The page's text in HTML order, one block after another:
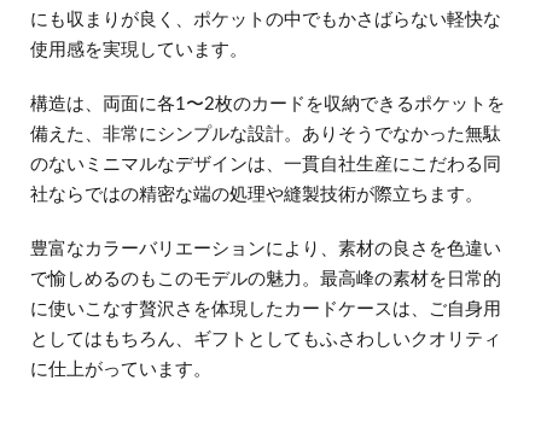
にも収まりが良く、ポケットの中でもかさばらない軽快な
使用感を実現しています。
構造は、両面に各1〜2枚のカードを収納できるポケットを
備えた、非常にシンプルな設計。ありそうでなかった無駄
のないミニマルなデザインは、一貫自社生産にこだわる同
社ならではの精密な端の処理や縫製技術が際立ちます。
豊富なカラーバリエーションにより、素材の良さを色違い
で愉しめるのもこのモデルの魅力。最高峰の素材を日常的
に使いこなす贅沢さを体現したカードケースは、ご自身用
としてはもちろん、ギフトとしてもふさわしいクオリティ
に仕上がっています。